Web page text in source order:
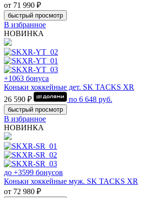
от 71 990 ₽
быстрый просмотр
В избранное
НОВИНКА
+1063 бонуса
Коньки хоккейные дет. SK TACKS XR
26 590 ₽
по 6 648 руб.
быстрый просмотр
В избранное
НОВИНКА
до +3599 бонусов
Коньки хоккейные муж. SK TACKS XR
от 72 980 ₽